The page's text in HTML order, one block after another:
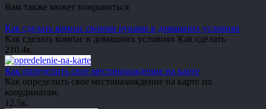
Вам также может понравиться
Как сделать компас своими руками в домашних условиях
Как сделать компас в домашних условиях Как сделать
210.4к.
Как определить свое местонахождение на карте
Как определить свое местонахождение на карте по
координатам.
1 2.5к.